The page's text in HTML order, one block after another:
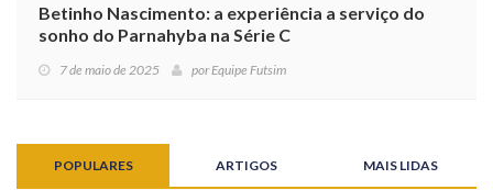
Betinho Nascimento: a experiência a serviço do
sonho do Parnahyba na Série C
7 de maio de 2025 por Equipe Futsim
POPULARES ARTIGOS MAIS LIDAS